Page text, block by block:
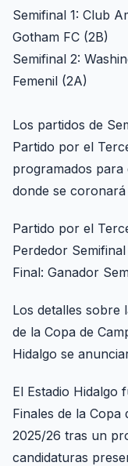
Semifinal 1: Club
Gotham FC (2B)
Semifinal 2:
Femenil (2A)
Los partidos de
Partido por el
programados para
donde se
Partido por el
Perdedor Semifinal
Final: Ganador
Los detalles sobre
de la Copa de
Hidalgo se
El Estadio Hidalgo
Finales de la Copa
2025/26 tras un
candidaturas